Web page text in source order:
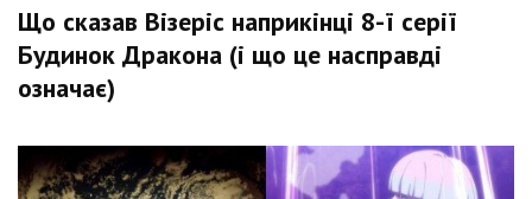
Що сказав Візеріс наприкінці 8-ї серії
Будинок Дракона (і що це насправді
означає)